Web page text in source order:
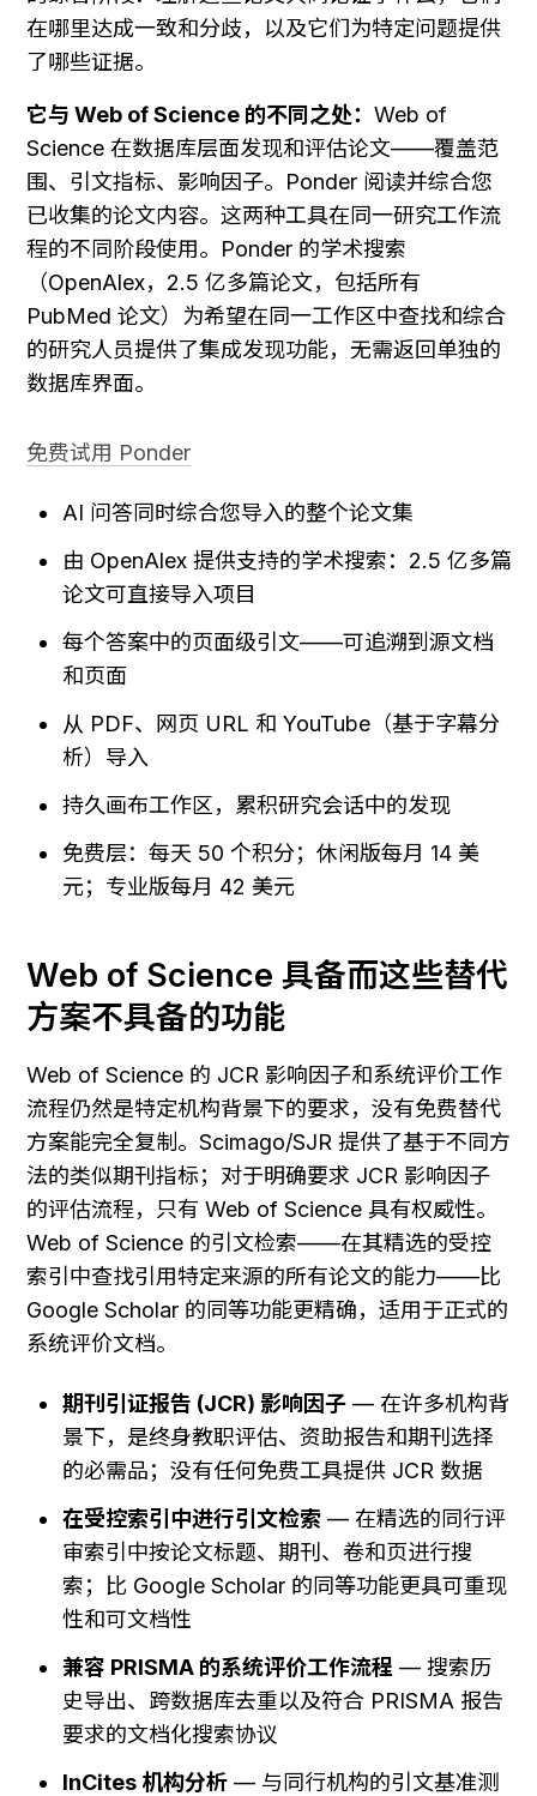
在哪里达成一致和分歧，以及它们为特定问题提供
了哪些证据。
它与 Web of Science 的不同之处： Web of
Science 在数据库层面发现和评估论文——覆盖范
围、引文指标、影响因子。Ponder 阅读并综合您
已收集的论文内容。这两种工具在同一研究工作流
程的不同阶段使用。Ponder 的学术搜索
（OpenAlex，2.5 亿多篇论文，包括所有
PubMed 论文）为希望在同一工作区中查找和综合
的研究人员提供了集成发现功能，无需返回单独的
数据库界面。
免费试用 Ponder
AI 问答同时综合您导入的整个论文集
由 OpenAlex 提供支持的学术搜索：2.5 亿多篇
论文可直接导入项目
每个答案中的页面级引文——可追溯到源文档
和页面
从 PDF、网页 URL 和 YouTube（基于字幕分
析）导入
持久画布工作区，累积研究会话中的发现
免费层：每天 50 个积分；休闲版每月 14 美
元；专业版每月 42 美元
Web of Science 具备而这些替代
方案不具备的功能
Web of Science 的 JCR 影响因子和系统评价工作
流程仍然是特定机构背景下的要求，没有免费替代
方案能完全复制。Scimago/SJR 提供了基于不同方
法的类似期刊指标；对于明确要求 JCR 影响因子
的评估流程，只有 Web of Science 具有权威性。
Web of Science 的引文检索——在其精选的受控
索引中查找引用特定来源的所有论文的能力——比
Google Scholar 的同等功能更精确，适用于正式的
系统评价文档。
期刊引证报告 (JCR) 影响因子 — 在许多机构背
景下，是终身教职评估、资助报告和期刊选择
的必需品；没有任何免费工具提供 JCR 数据
在受控索引中进行引文检索 — 在精选的同行评
审索引中按论文标题、期刊、卷和页进行搜
索；比 Google Scholar 的同等功能更具可重现
性和可文档性
兼容 PRISMA 的系统评价工作流程 — 搜索历
史导出、跨数据库去重以及符合 PRISMA 报告
要求的文档化搜索协议
InCites 机构分析 — 与同行机构的引文基准测